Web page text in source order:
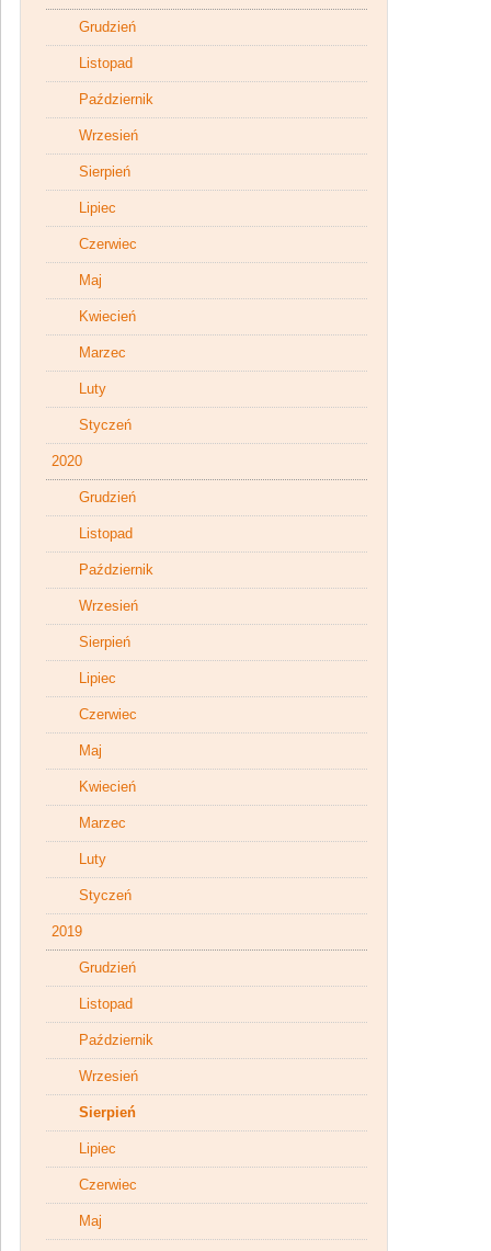
Grudzień
Listopad
Październik
Wrzesień
Sierpień
Lipiec
Czerwiec
Maj
Kwiecień
Marzec
Luty
Styczeń
2020
Grudzień
Listopad
Październik
Wrzesień
Sierpień
Lipiec
Czerwiec
Maj
Kwiecień
Marzec
Luty
Styczeń
2019
Grudzień
Listopad
Październik
Wrzesień
Sierpień
Lipiec
Czerwiec
Maj